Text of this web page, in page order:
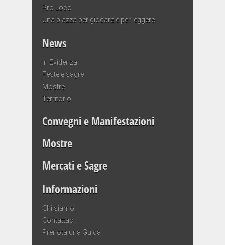
Pro Loco
Una piazza per giocare e per leggere
News
In Evidenza
Feste e sagre
Mostre
Territorio
Convegni e Manifestazioni
Mostre
Mercati e Sagre
Informazioni
Chi siamo
Contattaci
Prenota una Guida